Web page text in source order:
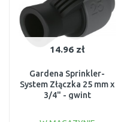
14.96 zł
Gardena Sprinkler-
System Złączka 25 mm x
3/4" - gwint